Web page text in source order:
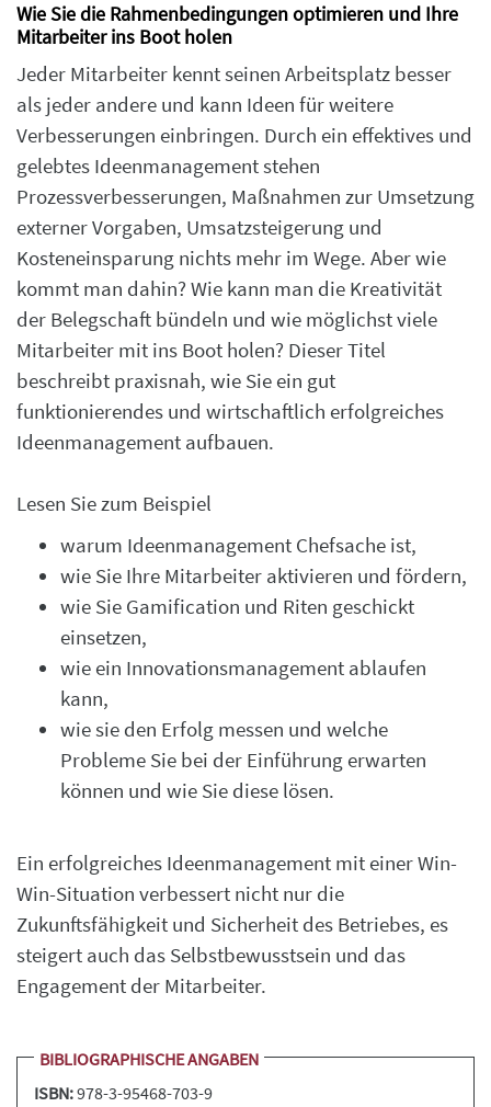
Wie Sie die Rahmenbedingungen optimieren und Ihre
Mitarbeiter ins Boot holen
Jeder Mitarbeiter kennt seinen Arbeitsplatz besser
als jeder andere und kann Ideen für weitere
Verbesserungen einbringen. Durch ein effektives und
gelebtes Ideenmanagement stehen
Prozessverbesserungen, Maßnahmen zur Umsetzung
externer Vorgaben, Umsatzsteigerung und
Kosteneinsparung nichts mehr im Wege. Aber wie
kommt man dahin? Wie kann man die Kreativität
der Belegschaft bündeln und wie möglichst viele
Mitarbeiter mit ins Boot holen? Dieser Titel
beschreibt praxisnah, wie Sie ein gut
funktionierendes und wirtschaftlich erfolgreiches
Ideenmanagement aufbauen.
Lesen Sie zum Beispiel
warum Ideenmanagement Chefsache ist,
wie Sie Ihre Mitarbeiter aktivieren und fördern,
wie Sie Gamification und Riten geschickt
einsetzen,
wie ein Innovationsmanagement ablaufen
kann,
wie sie den Erfolg messen und welche
Probleme Sie bei der Einführung erwarten
können und wie Sie diese lösen.
Ein erfolgreiches Ideenmanagement mit einer Win-
Win-Situation verbessert nicht nur die
Zukunftsfähigkeit und Sicherheit des Betriebes, es
steigert auch das Selbstbewusstsein und das
Engagement der Mitarbeiter.
BIBLIOGRAPHISCHE ANGABEN
ISBN:978-3-95468-703-9